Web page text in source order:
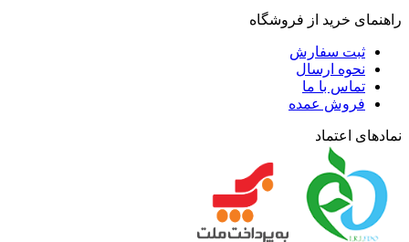
راهنمای خرید از فروشگاه
ثبت سفارش
نحوه ارسال
تماس با ما
فروش عمده
نمادهای اعتماد